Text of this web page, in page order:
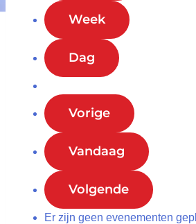
Week
Dag
Vorige
Vandaag
Volgende
Er zijn geen evenementen